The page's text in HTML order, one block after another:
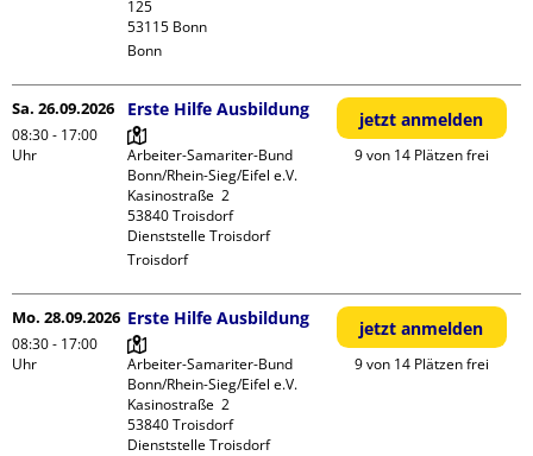
125
Bonn
Sa. 26.09.2026
08:30 - 17:00
Uhr
Erste Hilfe Ausbildung
Arbeiter-Samariter-Bund
Bonn/Rhein-Sieg/Eifel e.V.
Kasinostraße  2
53840 Troisdorf
Dienststelle Troisdorf
Troisdorf
jetzt anmelden
9 von 14 Plätzen frei
Mo. 28.09.2026
08:30 - 17:00
Uhr
Erste Hilfe Ausbildung
Arbeiter-Samariter-Bund
Bonn/Rhein-Sieg/Eifel e.V.
Kasinostraße  2
53840 Troisdorf
Dienststelle Troisdorf
jetzt anmelden
9 von 14 Plätzen frei